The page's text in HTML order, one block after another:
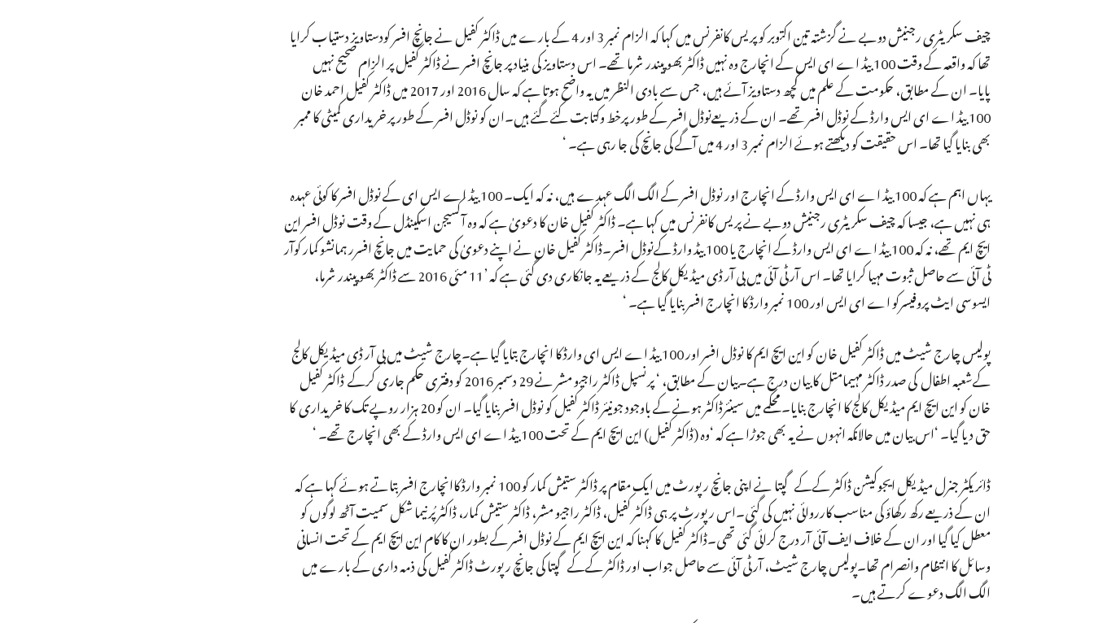
چیف سکریٹری رجنیش دوبے نے گزشتہ تین اکتوبر کو پریس کانفرنس میں کہا کہ الزام نمبر 3 اور 4 کے بارے میں ڈاکٹر کفیل نے جانچ افسر کودستاویز دستیاب کرایا
تھا کہ واقعہ کے وقت 100 بیڈ اے ای ایس کے انچارج وہ نہیں ڈاکٹر بھوپیندر شرما تھے۔ اس دستاویز کی بنیاد پر جانچ افسر نے ڈاکٹر کفیل پر الزام صحیح نہیں
پایا۔ ان کے مطابق، حکومت کے علم میں کچھ دستاویز آئے ہیں، جس سے بادی النظر میں یہ واضح ہوتا ہے کہ سال 2016 اور 2017 میں ڈاکٹر کفیل احمد خان
100 بیڈ اے ای ایس وارڈ کے نوڈل افسر تھے۔ ان کے ذریعےنوڈل افسر کے طورپرخط وکتابت کئے گئے ہیں۔ان کو نوڈل افسر کے طور پر خریداری کمیٹی کا ممبر
بھی بنایا گیا تھا۔ اس حقیقت کو دیکھتے ہوئے الزام نمبر 3 اور 4 میں آگے کی جانچ کی جا رہی ہے۔ ‘
یہاں اہم ہے کہ 100 بیڈ اے ای ایس وارڈ کے انچارج اور نوڈل افسر کے الگ الگ عہدے ہیں، نہ کہ ایک۔ 100 بیڈ اے ایس ای کے نوڈل افسر کا کوئی عہدہ
ہی نہیں ہے، جیسا کہ چیف سکریٹری رجنیش دوبے نے پریس کانفرنس میں کہا ہے۔ ڈاکٹر کفیل خان کا دعویٰ ہے کہ وہ آکسیجن اسکینڈل کے وقت نوڈل افسر این
ایچ ایم تھے، نہ کہ 100 بیڈ اے ای ایس وارڈ کے انچارج یا 100 بیڈ وارڈ کےنوڈل افسر۔ڈاکٹر کفیل خان نے اپنے دعویٰ کی حمایت میں جانچ افسرر ہمانشو کمار کوآر
ٹی آئی سے حاصل ثبوت مہیا کرایا تھا۔ اس آر ٹی آئی میں بی آر ڈی میڈیکل کالج کے ذریعے یہ جانکاری دی گئی ہے کہ ’11 مئی 2016 سے ڈاکٹر بھوپیندر شرما،
ایسوسی ایٹ پروفیسرکو اے ای ایس اور 100 نمبر وارڈ کا انچارج افسر بنایا گیا ہے۔ ‘
پولیس چارج شیٹ میں ڈاکٹر کفیل خان کو این ایچ ایم کا نوڈل افسر اور 100 بیڈ اے ایس ای وارڈ کا انچارج بتایا گیا ہے۔چارج شیٹ میں بی آر ڈی میڈیکل کالج
کےشعبہ اطفال کی صدر ڈاکٹر مہیمامتل کا بیان درج ہے۔بیان کے مطابق، ‘ پرنسپل ڈاکٹر راجیو مشر نے 29 دسمبر 2016 کو دفتری حکم جاری کرکے ڈاکٹر کفیل
خان کو این ایچ ایم میڈیکل کالج کا انچارج بنایا۔ محکمے میں سینئرڈاکٹر ہونے کے باوجود جونیئر ڈاکٹر کفیل کو نوڈل افسر بنایا گیا۔ ان کو 20 ہزار روپے تک کا خریداری کا
حق دیا گیا۔ ‘اس بیان میں حالانکہ انہوں نے یہ بھی جوڑا ہے کہ ‘وہ (ڈاکٹر کفیل) این ایچ ایم کے تحت 100 بیڈ اے ای ایس وارڈ کے بھی انچارج تھے۔ ‘
ڈائریکٹر جنرل میڈیکل ایجوکیشن ڈاکٹر کےکے گپتا نے اپنی جانچ رپورٹ میں ایک مقام پر ڈاکٹر ستیش کمار کو 100 نمبر وارڈ کاانچارج افسر بتاتے ہوئے کہا ہے کہ
ان کے ذریعے رکھ رکھاؤ کی مناسب کارروائی نہیں کی گئی۔اس رپورٹ پر ہی ڈاکٹر کفیل، ڈاکٹر راجیو مشر، ڈاکٹر ستیش کمار، ڈاکٹرپُرنیما شکل سمیت آٹھ لوگوں کو
معطل کیا گیا اور ان کے خلاف ایف آئی آر درج کرائی گئی تھی۔ڈاکٹر کفیل کا کہنا کہ این ایچ ایم کے نوڈل افسر کے بطور ان کا کام این ایچ ایم کے تحت انسانی
وسائل کا انتظام وانصرام تھا۔پولیس چارج شیٹ، آر ٹی آئی سے حاصل جواب اور ڈاکٹر کےکے گپتا کی جانچ رپورٹ ڈاکٹر کفیل کی ذمہ داری کے بارے میں
الگ الگ دعوے کرتے ہیں۔